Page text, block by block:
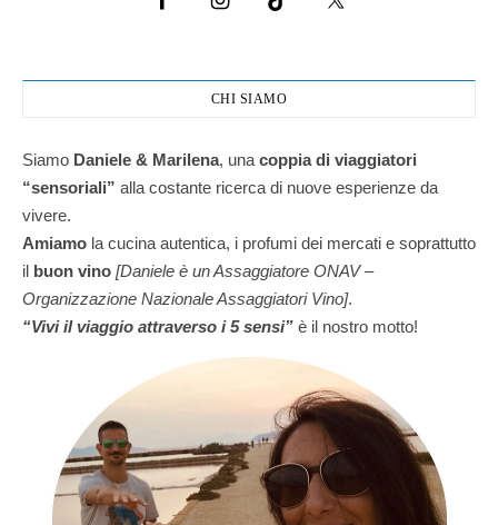
CHI SIAMO
Siamo Daniele & Marilena, una coppia di viaggiatori
“sensoriali” alla costante ricerca di nuove esperienze da
vivere.
Amiamo la cucina autentica, i profumi dei mercati e soprattutto
il buon vino [Daniele è un Assaggiatore ONAV –
Organizzazione Nazionale Assaggiatori Vino].
“Vivi il viaggio attraverso i 5 sensi” è il nostro motto!